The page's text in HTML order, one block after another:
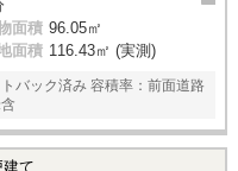
面積 96.05㎡
面積 116.43㎡ (実測)
バック済み 容積率：前面道路
て